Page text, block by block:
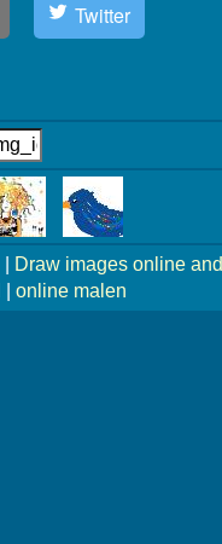
Twitter
Draw images online and
online malen